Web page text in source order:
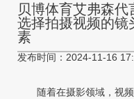
贝博体育艾弗森
选择拍摄视频的镜
素
发布时间：2024-11-16
随着在摄影领域，视频